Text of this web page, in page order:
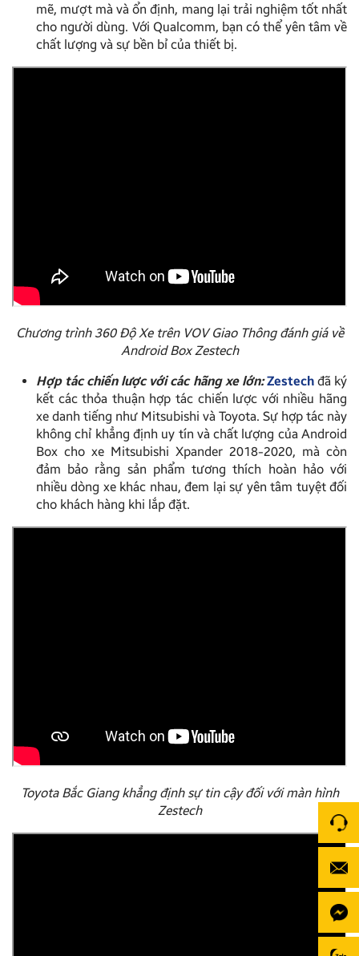
mẽ, mượt mà và ổn định, mang lại trải nghiệm tốt nhất
cho người dùng. Với Qualcomm, bạn có thể yên tâm về
chất lượng và sự bền bỉ của thiết bị.
Chương trình 360 Độ Xe trên VOV Giao Thông đánh giá về
Android Box Zestech
Hợp tác chiến lược với các hãng xe lớn: Zestechđã ký
kết các thỏa thuận hợp tác chiến lược với nhiều hãng
xe danh tiếng như Mitsubishi và Toyota. Sự hợp tác này
không chỉ khẳng định uy tín và chất lượng của Android
Box cho xe Mitsubishi Xpander 2018-2020, mà còn
đảm bảo rằng sản phẩm tương thích hoàn hảo với
nhiều dòng xe khác nhau, đem lại sự yên tâm tuyệt đối
cho khách hàng khi lắp đặt.
Toyota Bắc Giang khẳng định sự tin cậy đối với màn hình
Zestech